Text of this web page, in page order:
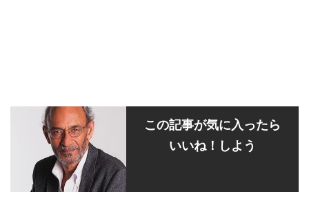
この記事が気に入ったら
いいね！しよう